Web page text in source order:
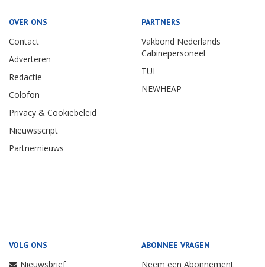
OVER ONS
Contact
Adverteren
Redactie
Colofon
Privacy & Cookiebeleid
Nieuwsscript
Partnernieuws
PARTNERS
Vakbond Nederlands
Cabinepersoneel
TUI
NEWHEAP
VOLG ONS
Nieuwsbrief
ABONNEE VRAGEN
Neem een Abonnement